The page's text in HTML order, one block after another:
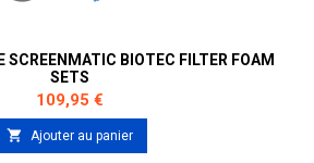
SCREENMATIC BIOTEC FILTER FOAM
SETS
Prix
109,95 €
 Ajouter au panier